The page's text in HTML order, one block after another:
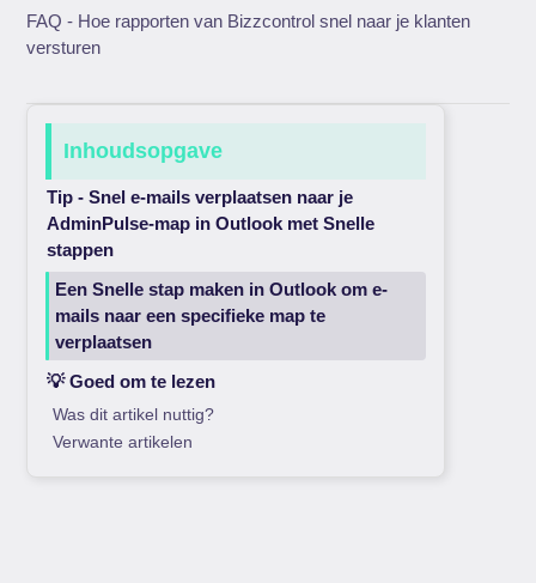
FAQ - Hoe rapporten van Bizzcontrol snel naar je klanten
versturen
Inhoudsopgave
Tip - Snel e-mails verplaatsen naar je
AdminPulse-map in Outlook met Snelle
stappen
Een Snelle stap maken in Outlook om e-
mails naar een specifieke map te
verplaatsen
💡 Goed om te lezen
Was dit artikel nuttig?
Verwante artikelen